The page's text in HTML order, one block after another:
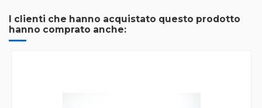
I clienti che hanno acquistato questo prodotto
hanno comprato anche: